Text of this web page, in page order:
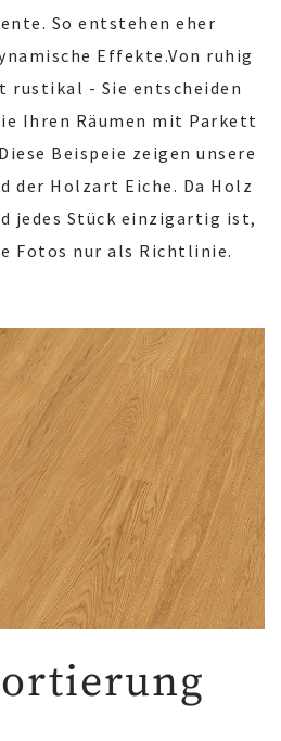
So entstehen eher
Effekte.Von ruhig
rustikal - Sie entscheiden
Ihren Räumen mit Parkett
Beispeie zeigen unsere
der Holzart Eiche. Da Holz
jedes Stück einzigartig ist,
Fotos nur als Richtlinie.